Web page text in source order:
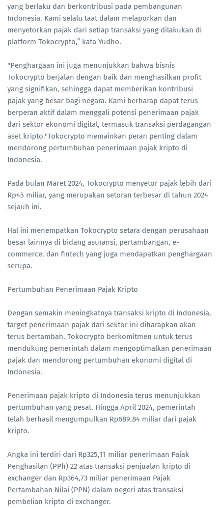
yang berlaku dan berkontribusi pada pembangunan
Indonesia. Kami selalu taat dalam melaporkan dan
menyetorkan pajak dari setiap transaksi yang dilakukan di
platform Tokocrypto,” kata Yudho.
"Penghargaan ini juga menunjukkan bahwa bisnis
Tokocrypto berjalan dengan baik dan menghasilkan profit
yang signifikan, sehingga dapat memberikan kontribusi
pajak yang besar bagi negara. Kami berharap dapat terus
berperan aktif dalam menggali potensi penerimaan pajak
dari sektor ekonomi digital, termasuk transaksi perdagangan
aset kripto."Tokocrypto memainkan peran penting dalam
mendorong pertumbuhan penerimaan pajak kripto di
Indonesia.
Pada bulan Maret 2024, Tokocrypto menyetor pajak lebih dari
Rp45 miliar, yang merupakan setoran terbesar di tahun 2024
sejauh ini.
Hal ini menempatkan Tokocrypto setara dengan perusahaan
besar lainnya di bidang asuransi, pertambangan, e-
commerce, dan fintech yang juga mendapatkan penghargaan
serupa.
Pertumbuhan Penerimaan Pajak Kripto
Dengan semakin meningkatnya transaksi kripto di Indonesia,
target penerimaan pajak dari sektor ini diharapkan akan
terus bertambah. Tokocrypto berkomitmen untuk terus
mendukung pemerintah dalam mengoptimalkan penerimaan
pajak dan mendorong pertumbuhan ekonomi digital di
Indonesia.
Penerimaan pajak kripto di Indonesia terus menunjukkan
pertumbuhan yang pesat. Hingga April 2024, pemerintah
telah berhasil mengumpulkan Rp689,84 miliar dari pajak
kripto.
Angka ini terdiri dari Rp325,11 miliar penerimaan Pajak
Penghasilan (PPh) 22 atas transaksi penjualan kripto di
exchanger dan Rp364,73 miliar penerimaan Pajak
Pertambahan Nilai (PPN) dalam negeri atas transaksi
pembelian kripto di exchanger.